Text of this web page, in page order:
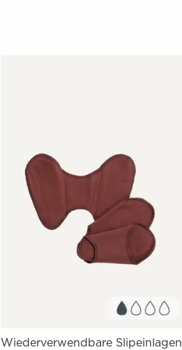
Wiederverwendbare Slipeinlagen